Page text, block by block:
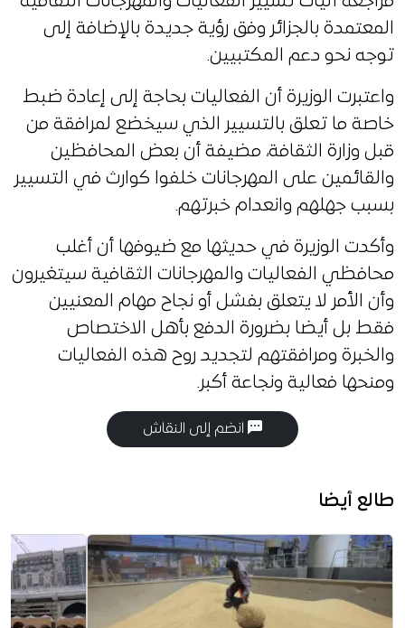
المعتمدة بالجزائر وفق رؤية جديدة بالإضافة إلى
توجه نحو دعم المكتبيين.
واعتبرت الوزيرة أن الفعاليات بحاجة إلى إعادة ضبط
خاصة ما تعلق بالتسيير الذي سيخضع لمرافقة من
قبل وزارة الثقافة، مضيفة أن بعض المحافظين
والقائمين على المهرجانات خلفوا كوارث في التسيير
بسبب جهلهم وانعدام خبرتهم.
وأكدت الوزيرة في حديثها مع ضيوفها أن أغلب
محافظي الفعاليات والمهرجانات الثقافية سيتغيرون
وأن الأمر لا يتعلق بفشل أو نجاح مهام المعنيين
فقط بل أيضا بضرورة الدفع بأهل الاختصاص
والخبرة ومرافقتهم لتجديد روح هذه الفعاليات
ومنحها فعالية ونجاعة أكبر.
انضم إلى النقاش
طالع أيضا